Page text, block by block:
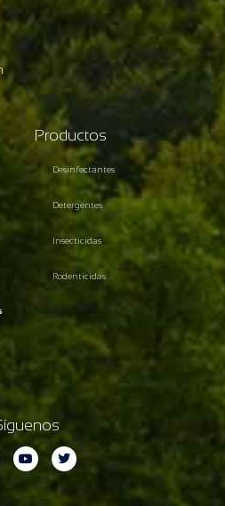
Productos
Desinfectantes
Detergentes
Insecticidas
Rodenticidas